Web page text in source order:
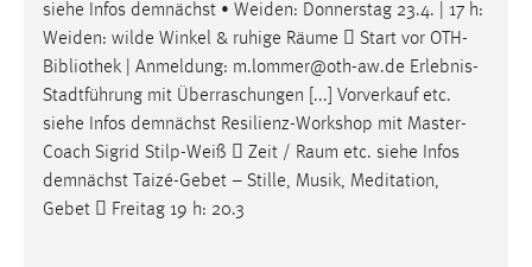
siehe Infos demnächst • Weiden: Donnerstag 23.4. | 17 h:
Weiden: wilde Winkel & ruhige Räume  Start vor OTH-
Bibliothek | Anmeldung: m.lommer@oth-aw.de Erlebnis-
Stadtführung mit Überraschungen [...] Vorverkauf etc.
siehe Infos demnächst Resilienz-Workshop mit Master-
Coach Sigrid Stilp-Weiß  Zeit / Raum etc. siehe Infos
demnächst Taizé-Gebet – Stille, Musik, Meditation,
Gebet  Freitag 19 h: 20.3